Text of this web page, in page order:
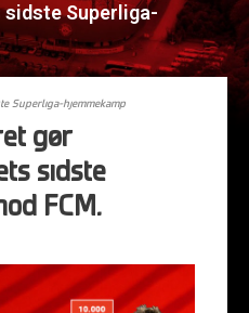
Superliga-
Superliga-hjemmekamp
gør
sidste
FCM.